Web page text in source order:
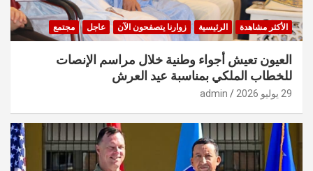
الأكثر مشاهدة الرئيسية زوارنا يتصفحون الآن عاجل مجتمع
العيون تعيش أجواء وطنية خلال مراسم الإنصات
للخطاب الملكي بمناسبة عيد العرش
29 يوليو 2026 admin